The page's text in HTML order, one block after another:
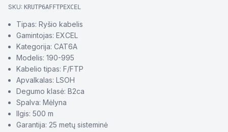
SKU: KRUTP6AFFTPEXCEL
Tipas: Ryšio kabelis
Gamintojas: EXCEL
Kategorija: CAT6A
Modelis: 190-995
Kabelio tipas: F/FTP
Apvalkalas: LSOH
Degumo klasė: B2ca
Spalva: Mėlyna
Ilgis: 500 m
Garantija: 25 metų sisteminė